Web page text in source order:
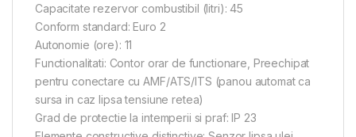
Capacitate rezervor combustibil (litri): 45
Conform standard: Euro 2
Autonomie (ore): 11
Functionalitati: Contor orar de functionare, Preechipat
pentru conectare cu AMF/ATS/ITS (panou automat ca
sursa in caz lipsa tensiune retea)
Grad de protectie la intemperii si praf: IP 23